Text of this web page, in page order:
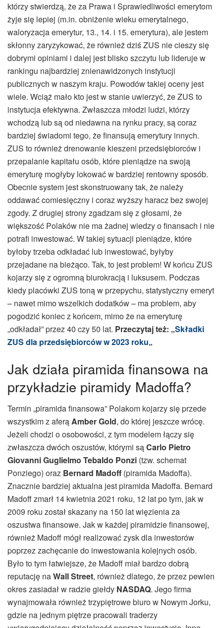
którzy stwierdzą, że za Prawa i Sprawiedliwości emerytom
żyje się lepiej (m.in. obniżenie wieku emerytalnego,
waloryzacja emerytur, 13., 14. i 15. emerytura), ale jestem
skłonny zaryzykować, że również dziś ZUS nie cieszy się
dobrymi opiniami i dalej jest blisko szczytu lub lideruje w
rankingu najbardziej znienawidzonych instytucji
publicznych w naszym kraju. Powodów takiej oceny jest
wiele. Wciąż mało kto jest w stanie uwierzyć, że ZUS to
instytucja efektywna. Zwłaszcza młodzi ludzi, którzy
wchodzą lub są od niedawna na rynku pracy, są coraz
bardziej świadomi tego, że finansują emerytury innych.
ZUS to również drenowanie kieszeni przedsiębiorców i
przepalanie kapitału osób, które pieniądze na swoją
emeryturę mogłyby lokować w bardziej rentowny sposób.
Obecnie system jest skonstruowany tak, że należy
oddawać comiesięczny i coraz wyższy haracz bez swojej
zgody. Z drugiej strony zgadzam się z głosami, że
większość Polaków nie ma żadnej wiedzy o finansach i nie
potrafi inwestować. W takiej sytuacji pieniądze, które
byłoby trzeba odkładać lub inwestować, byłyby
przejadane na bieżąco. Tak, to jest problem! W końcu ZUS
kojarzy się z ogromną biurokracją i luksusem. Podczas
kiedy placówki ZUS toną w przepychu, statystyczny emeryt
– nawet mimo wszelkich dodatków – ma problem, aby
pogodzić koniec z końcem, mimo że na emeryturę
„odkładał” przez 40 czy 50 lat. Przeczytaj też: „Składki
ZUS dla przedsiębiorców w 2023 roku„
Jak działa piramida finansowa na
przykładzie piramidy Madoffa?
Termin „piramida finansowa” Polakom kojarzy się przede
wszystkim z aferąAmber Gold, do której jeszcze wrócę.
Jeżeli chodzi o osobowości, z tym modelem łączy się
zwłaszcza dwóch oszustów, którymi sąCarlo Pietro
Giovanni Guglielmo Tebaldo Ponzi (tzw. schemat
Ponziego) oraz Bernard Madoff (piramida Madoffa).
Znacznie bardziej aktualna jest piramida Madoffa. Bernard
Madoff zmarł 14 kwietnia 2021 roku, 12 lat po tym, jak w
2009 roku został skazany na 150 lat więzienia za
oszustwa finansowe. Jak w każdej piramidzie finansowej,
również Madoff mógł realizować zysk dla inwestorów
poprzez zachęcanie do inwestowania kolejnych osób.
Było to tym łatwiejsze, że Madoff miał bardzo dobrą
reputację naWall Street, również dlatego, że przez pewien
okres zasiadał w radzie giełdy NASDAQ. Jego firma
wynajmowała również trzypiętrowe biuro w Nowym Jorku,
gdzie na jednym piętrze pracowali traderzy